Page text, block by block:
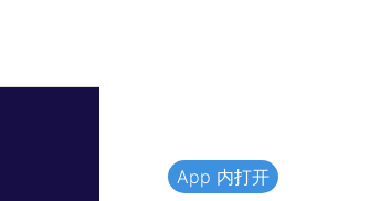
App 内打开